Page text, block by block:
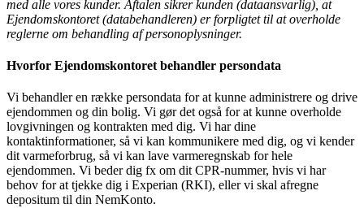
med alle vores kunder. Aftalen sikrer kunden (dataansvarlig), at
Ejendomskontoret (databehandleren) er forpligtet til atoverholde
reglerne om behandling af personoplysninger.
Hvorfor Ejendomskontoret behandler persondata
Vi behandler en række persondata for at kunne administrere og drive
ejendommen og din bolig. Vi gør det også for at kunne overholde
lovgivningen og kontrakten med dig. Vi har dine
kontaktinformationer, så vi kan kommunikere med dig, og vi kender
dit varmeforbrug, så vi kan lave varmeregnskab for hele
ejendommen. Vi beder dig fx om dit CPR-nummer, hvis vi har
behov for at tjekke dig i Experian (RKI), eller vi skal afregne
depositum til din NemKonto.